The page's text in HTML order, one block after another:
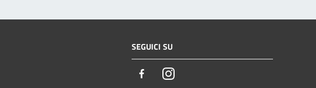
SEGUICI SU
FacebookInstagram